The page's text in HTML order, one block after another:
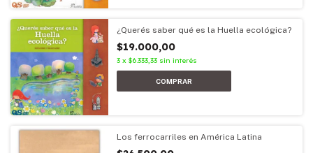
¿Querés saber qué es la Huella ecológica?
$19.000,00
3 x $6.333,33 sin interés
Los ferrocarriles en América Latina